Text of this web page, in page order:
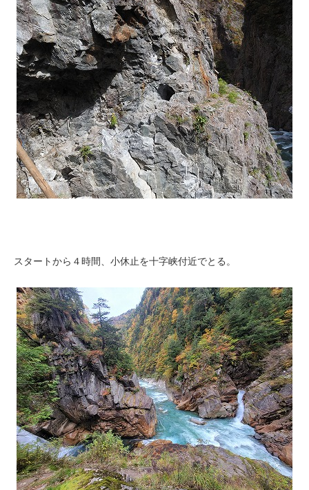
スタートから４時間、小休止を十字峡付近でとる。